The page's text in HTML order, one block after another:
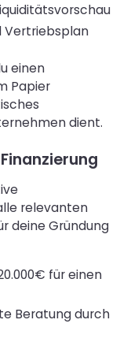
Vertriebsplan
einen
Papier
dient.
relevanten
deine Gründung
für einen
Beratung durch